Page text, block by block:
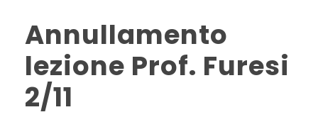
Annullamento
lezione Prof. Furesi
2/11